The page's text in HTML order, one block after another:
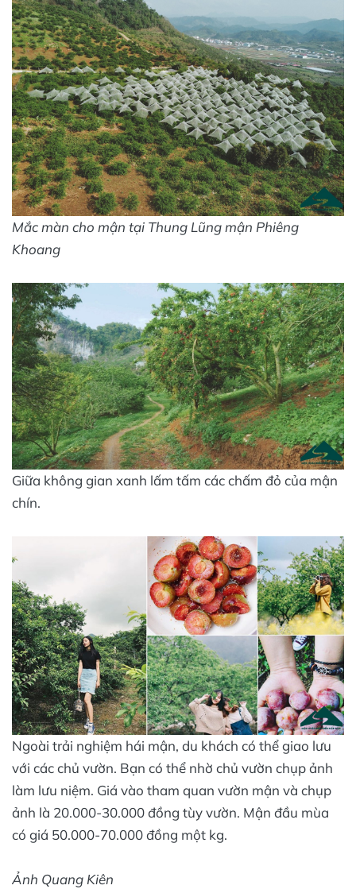
Mắc màn cho mận tại Thung Lũng mận Phiêng
Khoang
Giữa không gian xanh lấm tấm các chấm đỏ của mận
chín.
Ngoài trải nghiệm hái mận, du khách có thể giao lưu
với các chủ vườn. Bạn có thể nhờ chủ vườn chụp ảnh
làm lưu niệm. Giá vào tham quan vườn mận và chụp
ảnh là 20.000-30.000 đồng tùy vườn. Mận đầu mùa
có giá 50.000-70.000 đồng một kg.
Ảnh Quang Kiên